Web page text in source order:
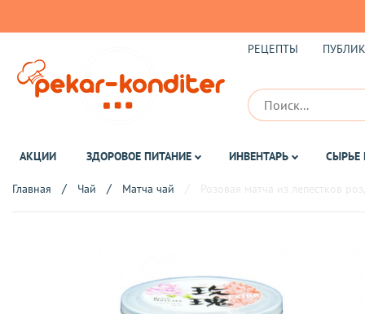
РЕЦЕПТЫ
АКЦИИ ЗДОРОВОЕ ПИТАНИЕ ИНВЕНТАРЬ СЫРЬЕ
Главная Чай Матча чай